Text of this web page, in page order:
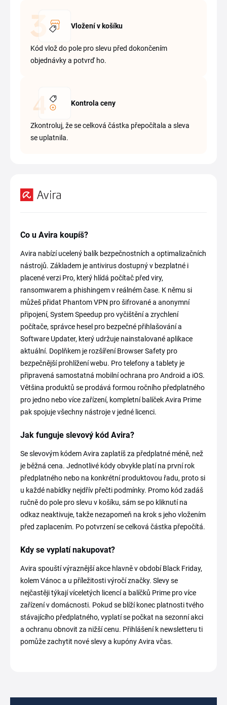
Vložení v košíku
Kód vlož do pole pro slevu před dokončením
objednávky a potvrď ho.
Kontrola ceny
Zkontroluj, že se celková částka přepočítala a sleva
se uplatnila.
Co u Avira koupíš?
Avira nabízí ucelený balík bezpečnostních a optimalizačních
nástrojů. Základem je antivirus dostupný v bezplatné i
placené verzi Pro, který hlídá počítač před viry,
ransomwarem a phishingem v reálném čase. K němu si
můžeš přidat Phantom VPN pro šifrované a anonymní
připojení, System Speedup pro vyčištění a zrychlení
počítače, správce hesel pro bezpečné přihlašování a
Software Updater, který udržuje nainstalované aplikace
aktuální. Doplňkem je rozšíření Browser Safety pro
bezpečnější prohlížení webu. Pro telefony a tablety je
připravená samostatná mobilní ochrana pro Android a iOS.
Většina produktů se prodává formou ročního předplatného
pro jedno nebo více zařízení, kompletní balíček Avira Prime
pak spojuje všechny nástroje v jedné licenci.
Jak funguje slevový kód Avira?
Se slevovým kódem Avira zaplatíš za předplatné méně, než
je běžná cena. Jednotlivé kódy obvykle platí na první rok
předplatného nebo na konkrétní produktovou řadu, proto si
u každé nabídky nejdřív přečti podmínky. Promo kód zadáš
ručně do pole pro slevu v košíku, sám se po kliknutí na
odkaz neaktivuje, takže nezapomeň na krok s jeho vložením
před zaplacením. Po potvrzení se celková částka přepočítá.
Kdy se vyplatí nakupovat?
Avira spouští výraznější akce hlavně v období Black Friday,
kolem Vánoc a u příležitosti výročí značky. Slevy se
nejčastěji týkají víceletých licencí a balíčků Prime pro více
zařízení v domácnosti. Pokud se blíží konec platnosti tvého
stávajícího předplatného, vyplatí se počkat na sezonní akci
a ochranu obnovit za nižší cenu. Přihlášení k newsletteru ti
pomůže zachytit nové slevy a kupóny Avira včas.